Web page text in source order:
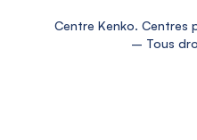
Centre Kenko. Centres
– Tous